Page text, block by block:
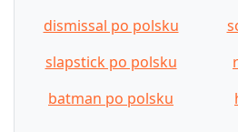
dismissal po polsku
slapstick po polsku
batman po polsku